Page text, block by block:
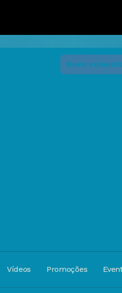
Novo
Vídeos Promoções